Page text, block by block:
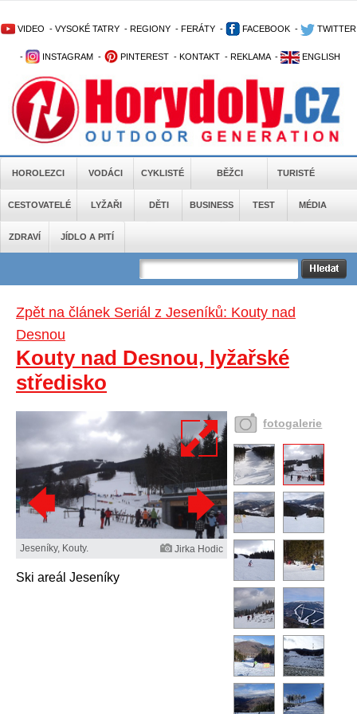
VIDEO - VYSOKÉ TATRY - REGIONY - FERÁTY - FACEBOOK - TWITTER
- INSTAGRAM - PINTEREST - KONTAKT - REKLAMA - ENGLISH
HOROLEZCI VODÁCI CYKLISTÉ BĚŽCI TURISTÉ
CESTOVATELÉ LYŽAŘI DĚTI BUSINESS TEST MÉDIA
ZDRAVÍ JÍDLO A PITÍ
Zpět na článek Seriál z Jeseníků: Kouty nad
Desnou
Kouty nad Desnou, lyžařské
středisko
Jeseníky, Kouty. Jirka Hodic
Ski areál Jeseníky
fotogalerie